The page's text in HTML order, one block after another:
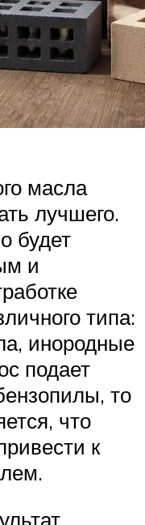
масла
лучшего.
будет
и
типа:
инородные
подает
то
что
к